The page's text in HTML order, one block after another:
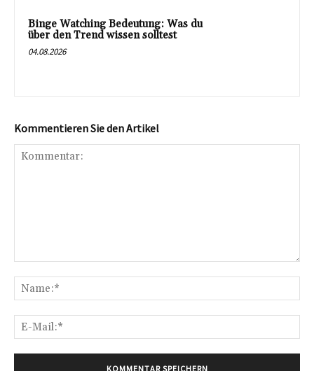
Binge Watching Bedeutung: Was du
über den Trend wissen solltest
04.08.2026
Kommentieren Sie den Artikel